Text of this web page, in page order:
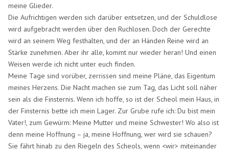
meine Glieder.
Die Aufrichtigen werden sich darüber entsetzen, und der Schuldlose
wird aufgebracht werden über den Ruchlosen. Doch der Gerechte
wird an seinem Weg festhalten, und der an Händen Reine wird an
Stärke zunehmen. Aber ihr alle, kommt nur wieder heran! Und einen
Weisen werde ich nicht unter euch finden.
Meine Tage sind vorüber, zerrissen sind meine Pläne, das Eigentum
meines Herzens. Die Nacht machen sie zum Tag, das Licht soll näher
sein als die Finsternis. Wenn ich hoffe, so ist der Scheol mein Haus, in
der Finsternis bette ich mein Lager. Zur Grube rufe ich: Du bist mein
Vater!, zum Gewürm: Meine Mutter und meine Schwester! Wo also ist
denn meine Hoffnung – ja, meine Hoffnung, wer wird sie schauen?
Sie fährt hinab zu den Riegeln des Scheols, wenn <wir> miteinander